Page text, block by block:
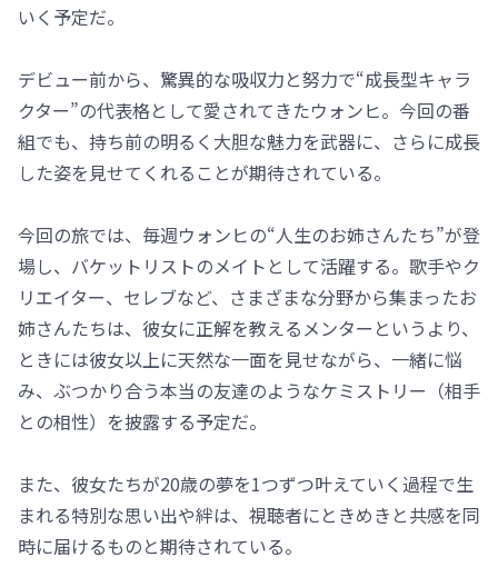
いく予定だ。
デビュー前から、驚異的な吸収力と努力で“成長型キャラ
クター”の代表格として愛されてきたウォンヒ。今回の番
組でも、持ち前の明るく大胆な魅力を武器に、さらに成長
した姿を見せてくれることが期待されている。
今回の旅では、毎週ウォンヒの“人生のお姉さんたち”が登
場し、バケットリストのメイトとして活躍する。歌手やク
リエイター、セレブなど、さまざまな分野から集まったお
姉さんたちは、彼女に正解を教えるメンターというより、
ときには彼女以上に天然な一面を見せながら、一緒に悩
み、ぶつかり合う本当の友達のようなケミストリー（相手
との相性）を披露する予定だ。
また、彼女たちが20歳の夢を1つずつ叶えていく過程で生
まれる特別な思い出や絆は、視聴者にときめきと共感を同
時に届けるものと期待されている。